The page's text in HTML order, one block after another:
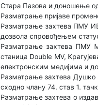
Стара Пазова и доношење
Разматрање пријавe
Разматрање захтева ПМУ
дозвола спровођењем
Разматрање захтева ПМУ
станица Double MV,
електронским медијима и
Разматрање захтева Душко
сходно члану 74. став 1.
Разматрање захтева о